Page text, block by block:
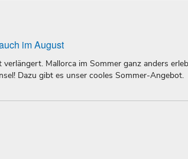
im August
Mallorca im Sommer ganz anders
Dazu gibt es unser cooles Sommer-Angebot.